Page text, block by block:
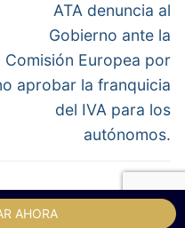
ATA denuncia al
Gobierno ante la
Comisión Europea por
aprobar la franquicia
del IVA para los
autónomos.
AHORA